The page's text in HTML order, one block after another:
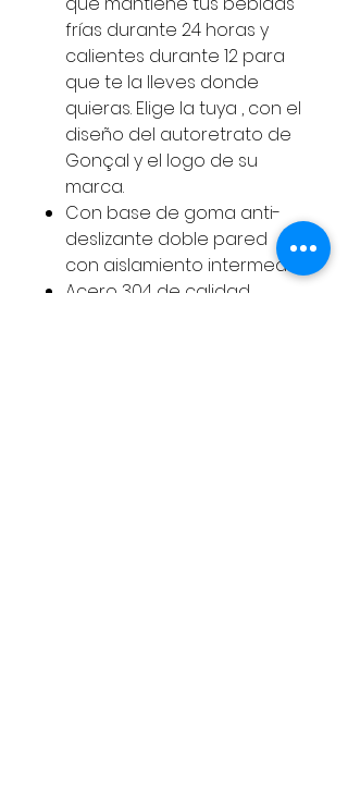
frías durante 24 horas y
calientes durante 12 para
que te la lleves donde
quieras. Elige la tuya , con el
diseño del autoretrato de
Gonçal y el logo de su
marca.
Con base de goma anti-
deslizante doble pared
con aislamiento intermedio.
Acero 304 de calidad